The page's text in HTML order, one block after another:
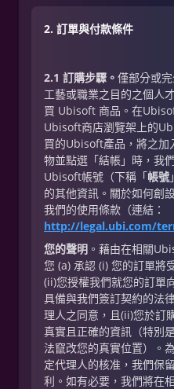
2. 訂單與付款條件
2.1 訂購步驟。 僅部分或
工藝或職業之目的之個人
買 Ubisoft 商品。在
Ubisoft商店瀏覽架上的
買的Ubisoft產品，將之加
物並點選「結帳」時，我
Ubisoft帳號（下稱「帳號
的其他資訊。關於如何創
我們的使用條款（連結：
http://legal.ubi.com/
您的聲明 。藉由在相關
您 (a) 承認 (i) 您的訂單將
(ii)您授權我們就您的訂單
具備與我們簽訂契約的法
理人之同意，且(ii)您於訂
真實且正確的資訊（特別
法竄改您的真實位置）。
定代理人的核准，我們保
利。如有必要，我們將在